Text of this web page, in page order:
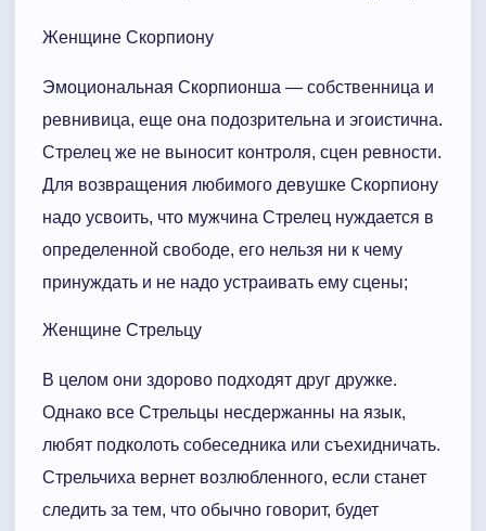
Женщине Скорпиону
Эмоциональная Скорпионша — собственница и
ревнивица, еще она подозрительна и эгоистична.
Стрелец же не выносит контроля, сцен ревности.
Для возвращения любимого девушке Скорпиону
надо усвоить, что мужчина Стрелец нуждается в
определенной свободе, его нельзя ни к чему
принуждать и не надо устраивать ему сцены;
Женщине Стрельцу
В целом они здорово подходят друг дружке.
Однако все Стрельцы несдержанны на язык,
любят подколоть собеседника или съехидничать.
Стрельчиха вернет возлюбленного, если станет
следить за тем, что обычно говорит, будет